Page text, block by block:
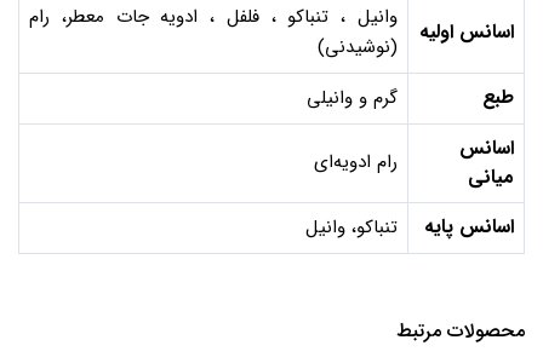
اسانس اولیه
وانیل ، تنباکو ، فلفل ، ادویه جات معطر، رام
(نوشیدنی)
طبع گرم و وانیلی
اسانس
میانی
رام ادویه‌ای
اسانس پایه تنباکو، وانیل
محصولات مرتبط